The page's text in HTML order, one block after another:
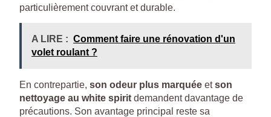
particulièrement couvrant et durable.
A LIRE : Comment faire une rénovation d'un
volet roulant ?
En contrepartie, son odeur plus marquée etson
nettoyage au white spirit demandent davantage de
précautions. Son avantage principal reste sa